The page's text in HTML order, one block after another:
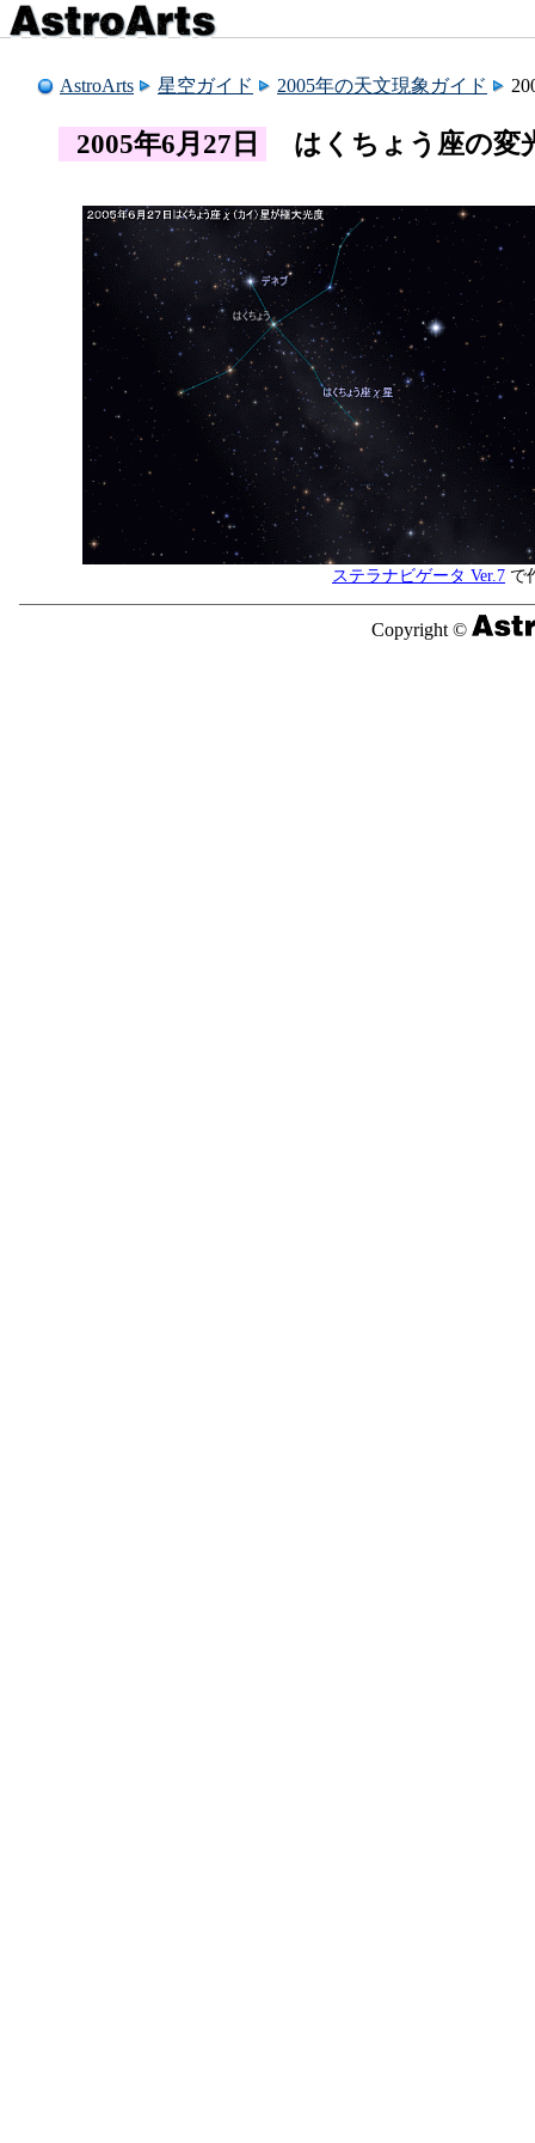
AstroArts 星空ガイド 2005年の天文現象ガイド
2005年6月27日 はくちょう座の変
ステラナビゲータ Ver.7 で
Copyright ©